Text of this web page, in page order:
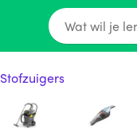
Wat wil je
Stofzuigers